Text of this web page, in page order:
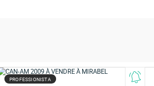
PROFESSIONISTA